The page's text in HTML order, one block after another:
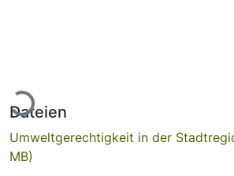
Lade...
Dateien
Umweltgerechtigkeit in der
MB)